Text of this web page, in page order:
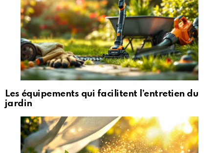
Les équipements qui facilitent l’entretien du
jardin